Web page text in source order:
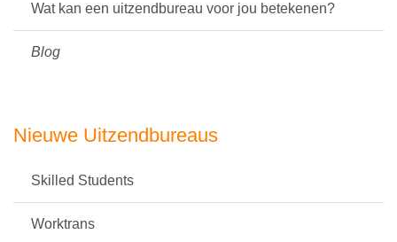
Wat kan een uitzendbureau voor jou betekenen?
Blog
Nieuwe Uitzendbureaus
Skilled Students
Worktrans